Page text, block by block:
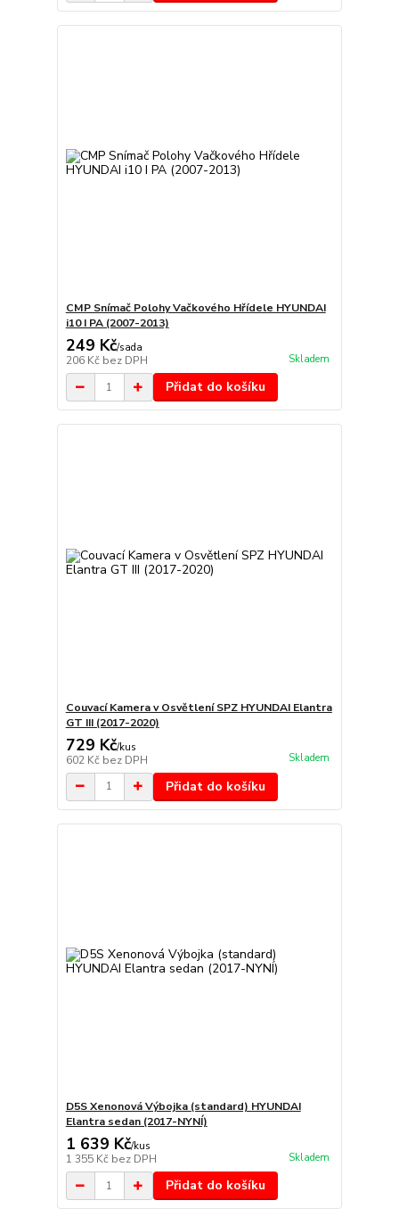
CMP Snímač Polohy Vačkového Hřídele HYUNDAI
i10 I PA (2007-2013)
249 Kč/sada
206 Kč bez DPH Skladem
Přidat do košíku
Couvací Kamera v Osvětlení SPZ HYUNDAI Elantra
GT III (2017-2020)
729 Kč/kus
602 Kč bez DPH Skladem
Přidat do košíku
D5S Xenonová Výbojka (standard) HYUNDAI
Elantra sedan (2017-NYNÍ)
1 639 Kč/kus
1 355 Kč bez DPH Skladem
Přidat do košíku